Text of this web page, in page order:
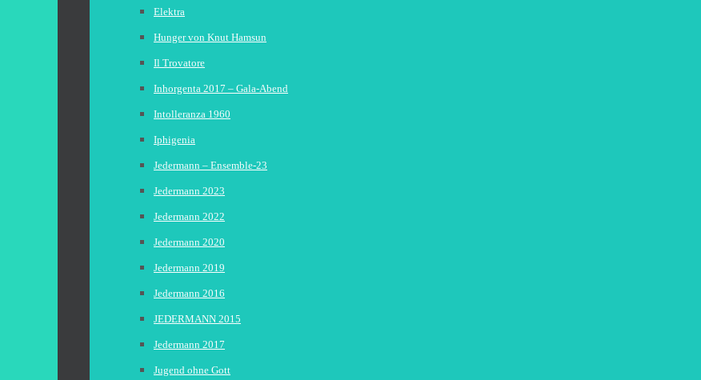
Elektra
Hunger von Knut Hamsun
Il Trovatore
Inhorgenta 2017 – Gala-Abend
Intolleranza 1960
Iphigenia
Jedermann – Ensemble-23
Jedermann 2023
Jedermann 2022
Jedermann 2020
Jedermann 2019
Jedermann 2016
JEDERMANN 2015
Jedermann 2017
Jugend ohne Gott